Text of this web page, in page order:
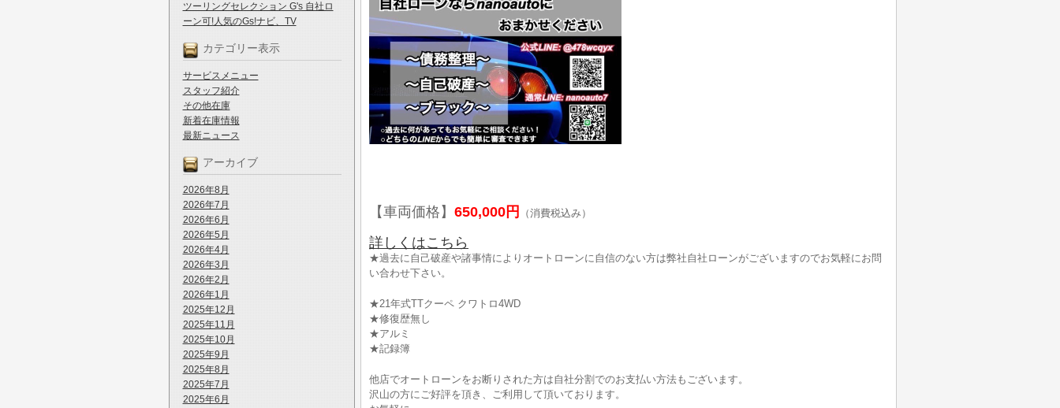
ツーリングセレクション G's 自社ロ
ーン可!人気のGs!ナビ、TV
カテゴリー表示
サービスメニュー
スタッフ紹介
その他在庫
新着在庫情報
最新ニュース
アーカイブ
2026年8月
2026年7月
2026年6月
2026年5月
2026年4月
2026年3月
2026年2月
2026年1月
2025年12月
2025年11月
2025年10月
2025年9月
2025年8月
2025年7月
2025年6月
【車両価格】 650,000円 （消費税込み）
詳しくはこちら
★過去に自己破産や諸事情によりオートローンに自信のない方は弊社自社ローンがございますのでお気軽にお問
い合わせ下さい。
★21年式TTクーペ クワトロ4WD
★修復歴無し
★アルミ
★記録簿
他店でオートローンをお断りされた方は自社分割でのお支払い方法もございます。
沢山の方にご好評を頂き、ご利用して頂いております。